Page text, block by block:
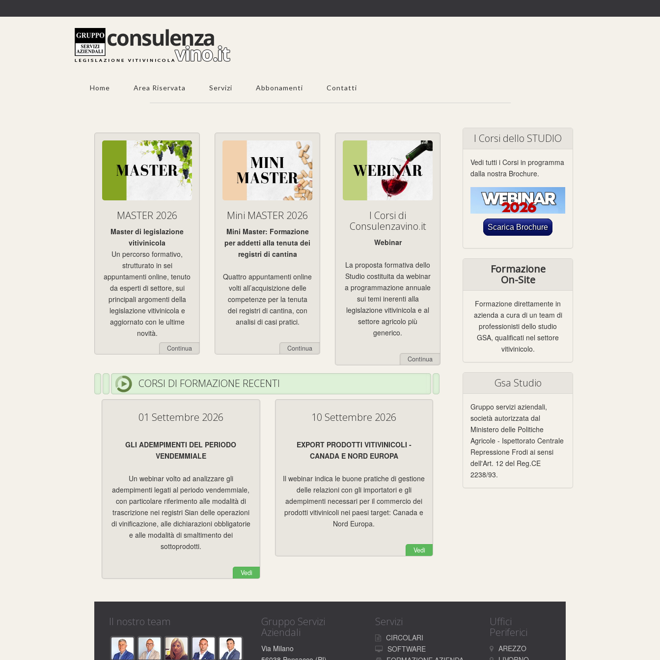
Home Area Riservata Servizi Abbonamenti Contatti
MASTER 2026
Master di legislazione
vitivinicola
Un percorso formativo,
strutturato in sei
appuntamenti online, tenuto
da esperti di settore, sui
principali argomenti della
legislazione vitivinicola e
aggiornato con le ultime
novità.
Continua
Mini MASTER 2026
Mini Master: Formazione
per addetti alla tenuta dei
registri di cantina
Quattro appuntamenti online
volti all’acquisizione delle
competenze per la tenuta
dei registri di cantina, con
analisi di casi pratici.
Continua
I Corsi di
Consulenzavino.it
Webinar
La proposta formativa dello
Studio costituita da webinar
a programmazione annuale
sui temi inerenti alla
legislazione vitivinicola e al
settore agricolo più
generico.
Continua
CORSI DI FORMAZIONE RECENTI
01 Settembre 2026
GLI ADEMPIMENTI DEL PERIODO
VENDEMMIALE
Un webinar volto ad analizzare gli
adempimenti legati al periodo vendemmiale,
con particolare riferimento alle modalità di
trascrizione nei registri Sian delle operazioni
di vinificazione, alle dichiarazioni obbligatorie
e alle modalità di smaltimento dei
sottoprodotti.
Vedi
10 Settembre 2026
EXPORT PRODOTTI VITIVINICOLI -
CANADA E NORD EUROPA
Il webinar indica le buone pratiche di gestione
delle relazioni con gli importatori e gli
adempimenti necessari per il commercio dei
prodotti vitivinicoli nei paesi target: Canada e
Nord Europa.
Vedi
I Corsi dello STUDIO
Vedi tutti i Corsi in programma
dalla nostra Brochure.
Scarica Brochure
Formazione
On-Site
Formazione direttamente in
azienda a cura di un team di
professionisti dello studio
GSA, qualificati nel settore
vitivinicolo.
Gsa Studio
Gruppo servizi aziendali,
società autorizzata dal
Ministero delle Politiche
Agricole - Ispettorato Centrale
Repressione Frodi ai sensi
dell'Art. 12 del Reg.CE
2238/93.
Il nostro team
Gruppo Servizi
Aziendali
Via Milano
Servizi
CIRCOLARI
SOFTWARE
Uffici
Periferici
AREZZO